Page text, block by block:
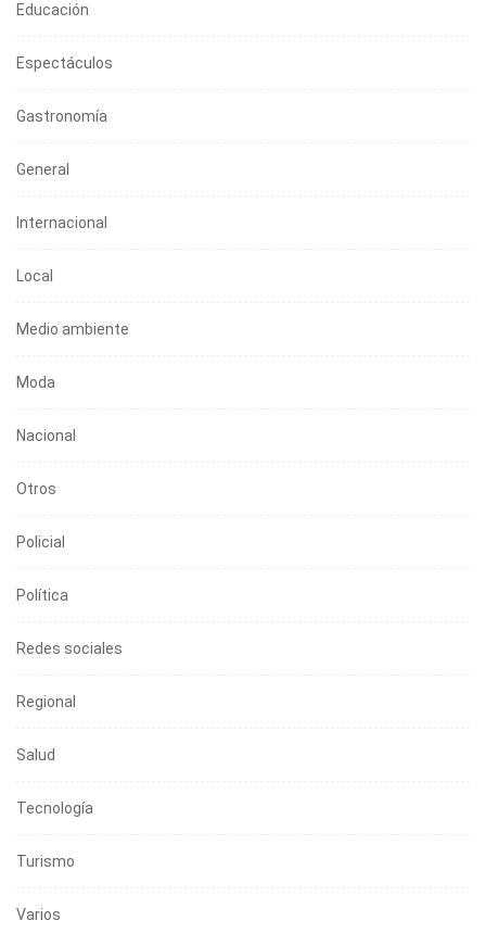
Educación
Espectáculos
Gastronomía
General
Internacional
Local
Medio ambiente
Moda
Nacional
Otros
Policial
Política
Redes sociales
Regional
Salud
Tecnología
Turismo
Varios